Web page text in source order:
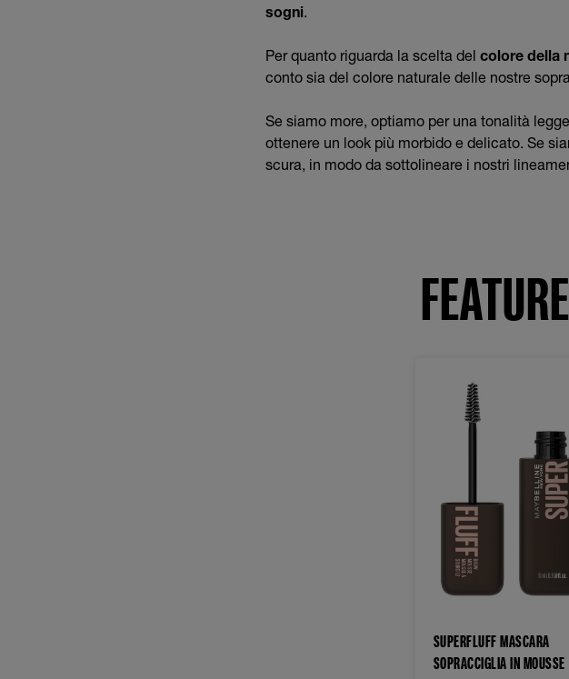
sogni.
Per quanto riguarda la scelta del colore della
conto sia del colore naturale delle nostre
Se siamo more, optiamo per una tonalità
ottenere un look più morbido e delicato. Se
scura, in modo da sottolineare i nostri
SUPERFLUFF MASCARA
SOPRACCIGLIA IN MOUSSE